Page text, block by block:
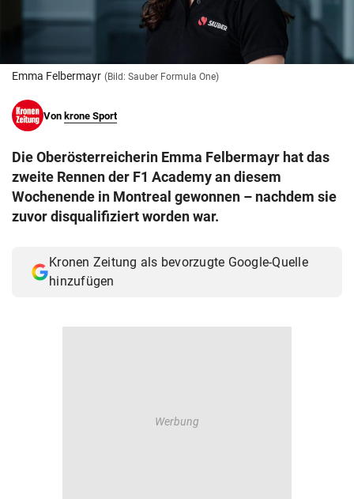
© Krone Multimedia GmbH & Co KG 2026
Muthgasse 2, 1190 Wien
Emma Felbermayr (Bild: Sauber Formula One)
Von krone Sport
Die Oberösterreicherin Emma Felbermayr hat das
zweite Rennen der F1 Academy an diesem
Wochenende in Montreal gewonnen – nachdem sie
zuvor disqualifiziert worden war.
Kronen Zeitung als bevorzugte Google-Quelle
hinzufügen